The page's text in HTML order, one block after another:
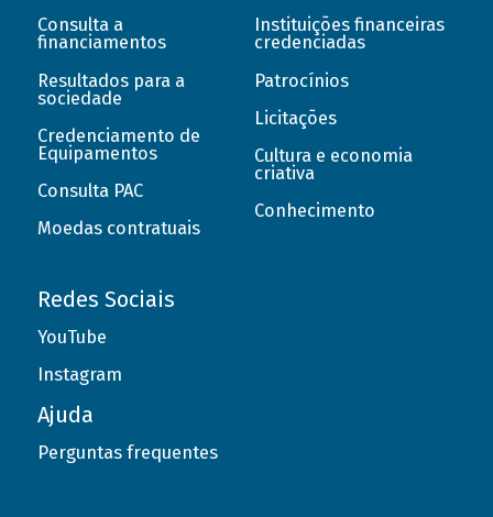
Consulta a
financiamentos
Resultados para a
sociedade
Credenciamento de
Equipamentos
Consulta PAC
Moedas contratuais
Instituições financeiras
credenciadas
Patrocínios
Licitações
Cultura e economia
criativa
Conhecimento
Redes Sociais
YouTube
Instagram
Ajuda
Perguntas frequentes